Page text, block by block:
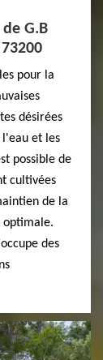
G.B
pour la
désirées
et les
possible de
cultivées
de la
optimale.
des